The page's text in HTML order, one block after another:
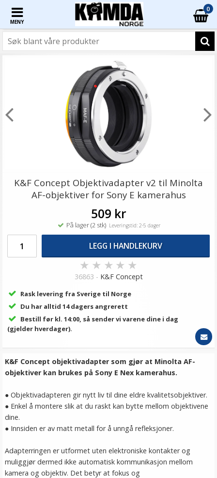
MENY
0
K&F Concept Objektivadapter v2 til Minolta
AF-objektiver for Sony E kamerahus
509 kr
På lager (2 stk)Leveringstid: 2-5 dager
LEGG I HANDLEKURV
★ ★ ★ ★ ★
36863 - K&F Concept
Rask levering fra Sverige til Norge
Du har alltid 14 dagers angrerett
Bestill før kl. 14:00, så sender vi varene dine i dag
(gjelder hverdager).
K&F Concept objektivadapter som gjør at Minolta AF-
objektiver kan brukes på Sony E Nex kamerahus.
● Objektivadapteren gir nytt liv til dine eldre kvalitetsobjektiver.
● Enkel å montere slik at du raskt kan bytte mellom objektivene
dine.
● Innsiden er av matt metall for å unngå refleksjoner.
Adapterringen er utformet uten elektroniske kontakter og
muliggjør dermed ikke automatisk kommunikasjon mellom
kamera og objektiv. Det betyr at fokus og